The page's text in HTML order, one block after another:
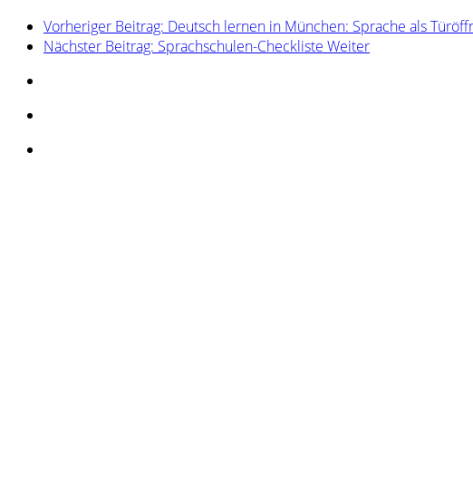
Vorheriger Beitrag: Deutsch lernen in München: Sprache als
Nächster Beitrag: Sprachschulen-Checkliste Weiter